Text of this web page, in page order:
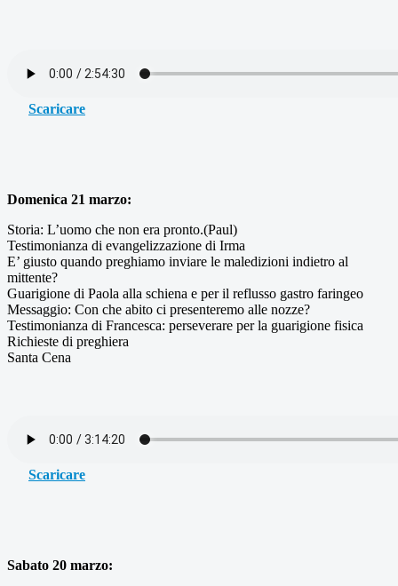
Scaricare
Domenica 21 marzo:
Storia: L’uomo che non era pronto.(Paul)
Testimonianza di evangelizzazione di Irma
E’ giusto quando preghiamo inviare le maledizioni indietro al
mittente?
Guarigione di Paola alla schiena e per il reflusso gastro faringeo
Messaggio: Con che abito ci presenteremo alle nozze?
Testimonianza di Francesca: perseverare per la guarigione fisica
Richieste di preghiera
Santa Cena
Scaricare
Sabato 20 marzo: